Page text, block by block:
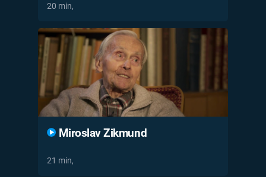
20 min,
Miroslav Zikmund
21 min,